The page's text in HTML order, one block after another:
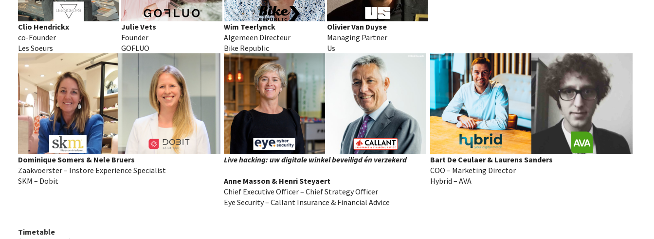
Clio Hendrickx
co-Founder
Les Soeurs
Julie Vets
Founder
GOFLUO
Wim Teerlynck
Algemeen Directeur
Bike Republic
Olivier Van Duyse
Managing Partner
Us
Dominique Somers & Nele Bruers
Zaakvoerster – Instore Experience Specialist
SKM – Dobit
Live hacking: uw digitale winkel beveiligd én verzekerd
Anne Masson & Henri Steyaert
Chief Executive Officer – Chief Strategy Officer
Eye Security – Callant Insurance & Financial Advice
Bart De Ceulaer & Laurens Sanders
COO – Marketing Director
Hybrid – AVA
Timetable